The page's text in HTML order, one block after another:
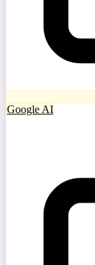
Google AI